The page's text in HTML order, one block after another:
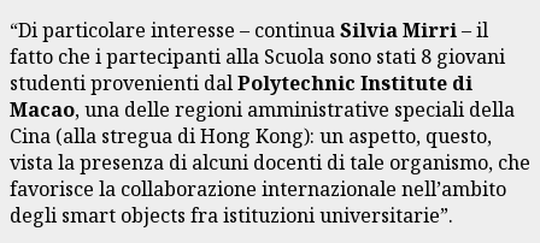
“Di particolare interesse – continuaSilvia Mirri– il
fatto che i partecipanti alla Scuola sono stati 8 giovani
studenti provenienti dalPolytechnic Institute di
Macao, una delle regioni amministrative speciali della
Cina (alla stregua di Hong Kong): un aspetto, questo,
vista la presenza di alcuni docenti di tale organismo, che
favorisce la collaborazione internazionale nell’ambito
degli smart objects fra istituzioni universitarie”.